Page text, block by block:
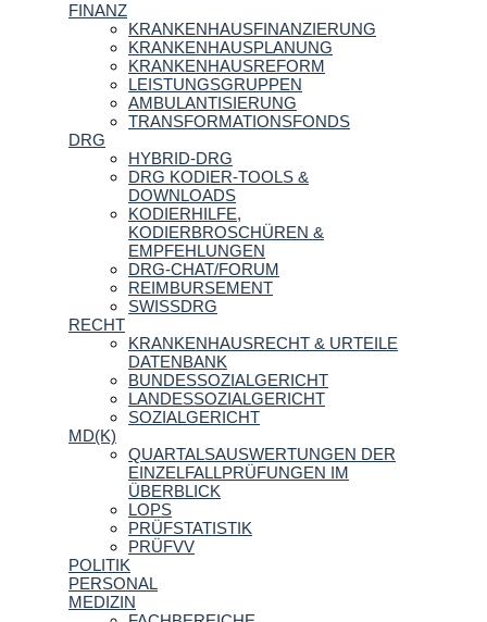
FINANZ
KRANKENHAUSFINANZIERUNG
KRANKENHAUSPLANUNG
KRANKENHAUSREFORM
LEISTUNGSGRUPPEN
AMBULANTISIERUNG
TRANSFORMATIONSFONDS
DRG
HYBRID-DRG
DRG KODIER-TOOLS &
DOWNLOADS
KODIERHILFE,
KODIERBROSCHÜREN &
EMPFEHLUNGEN
DRG-CHAT/FORUM
REIMBURSEMENT
SWISSDRG
RECHT
KRANKENHAUSRECHT & URTEILE
DATENBANK
BUNDESSOZIALGERICHT
LANDESSOZIALGERICHT
SOZIALGERICHT
MD(K)
QUARTALSAUSWERTUNGEN DER
EINZELFALLPRÜFUNGEN IM
ÜBERBLICK
LOPS
PRÜFSTATISTIK
PRÜFVV
POLITIK
PERSONAL
MEDIZIN